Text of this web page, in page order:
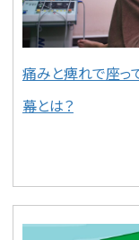
痛みと痺れで座
幕とは？